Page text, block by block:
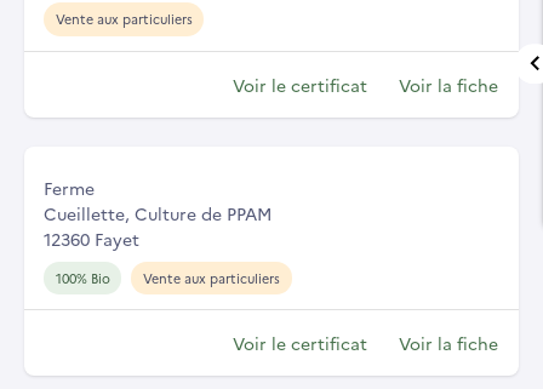
Vente aux particuliers
Voir le certificat Voir la fiche
Ferme
Cueillette, Culture de PPAM
12360 Fayet
100% Bio Vente aux particuliers
Voir le certificat Voir la fiche